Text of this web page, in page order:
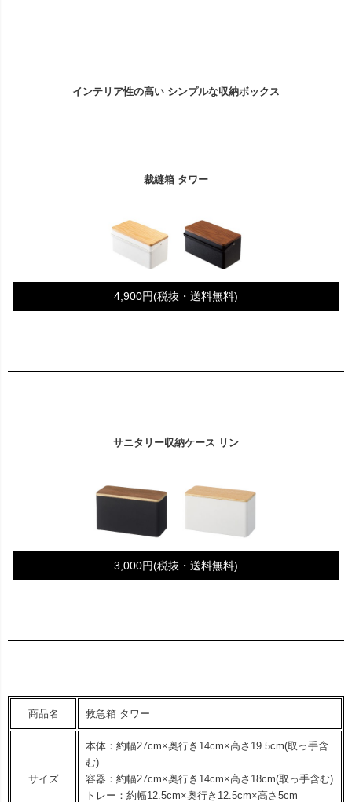
インテリア性の高い シンプルな収納ボックス
裁縫箱 タワー
4,900円(税抜・送料無料)
サニタリー収納ケース リン
3,000円(税抜・送料無料)
商品名 救急箱 タワー
サイズ
本体：約幅27cm×奥行き14cm×高さ19.5cm(取っ手含
む)
容器：約幅27cm×奥行き14cm×高さ18cm(取っ手含む)
トレー：約幅12.5cm×奥行き12.5cm×高さ5cm